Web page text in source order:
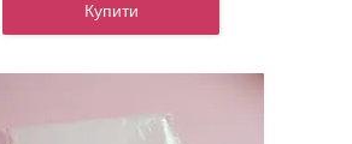
Купити